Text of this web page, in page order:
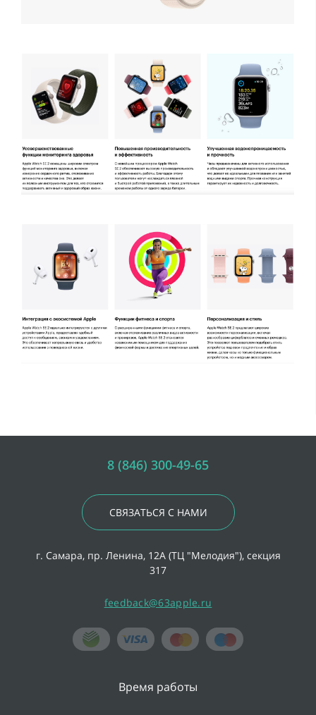
8 (846) 300-49-65
СВЯЗАТЬСЯ С НАМИ
г. Самара, пр. Ленина, 12А (ТЦ "Мелодия"), секция
317
feedback@63apple.ru
Время работы